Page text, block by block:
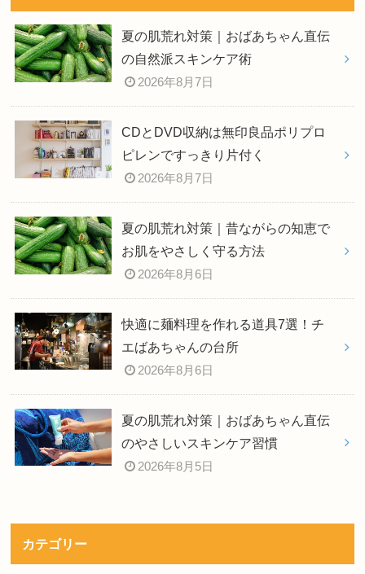
夏の肌荒れ対策｜おばあちゃん直伝
の自然派スキンケア術
2026年8月7日
CDとDVD収納は無印良品ポリプロ
ピレンですっきり片付く
2026年8月7日
夏の肌荒れ対策｜昔ながらの知恵で
お肌をやさしく守る方法
2026年8月6日
快適に麺料理を作れる道具7選！チ
エばあちゃんの台所
2026年8月6日
夏の肌荒れ対策｜おばあちゃん直伝
のやさしいスキンケア習慣
2026年8月5日
カテゴリー